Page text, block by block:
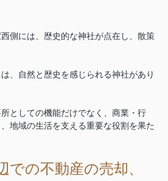
側には、歴史的な神社が点在し、散策
、自然と歴史を感じられる神社があり
としての機能だけでなく、商業・行
地域の生活を支える重要な役割を果た
での不動産の売却、